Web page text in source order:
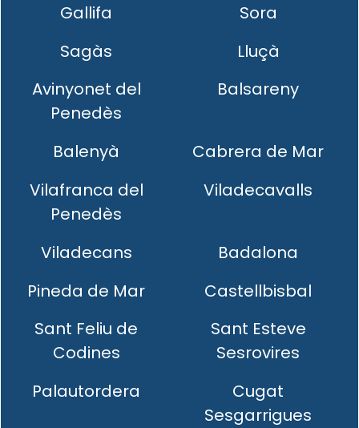
Gallifa
Sora
Sagàs
Lluçà
Avinyonet del
Penedès
Balsareny
Balenyà
Cabrera de Mar
Vilafranca del
Penedès
Viladecavalls
Viladecans
Badalona
Pineda de Mar
Castellbisbal
Sant Feliu de
Codines
Sant Esteve
Sesrovires
Palautordera
Cugat
Sesgarrigues